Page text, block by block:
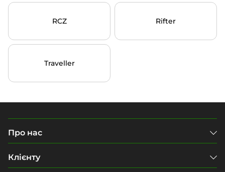
RCZ Rifter
Traveller
Про нас
Клієнту